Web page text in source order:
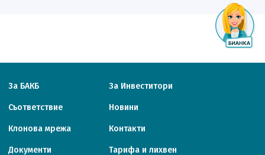
За БАКБ За Инвеститори
Съответствие Новини
Клонова мрежа Контакти
Документи
Тарифa и лихвен